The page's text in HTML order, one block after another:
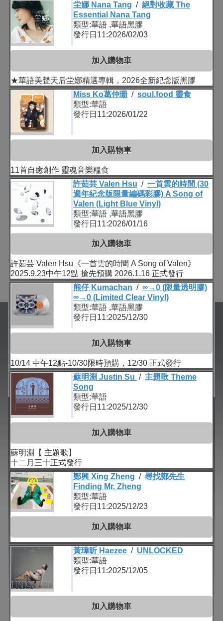
坣娜 Nana Tang / 絕對收藏 The
Essential Nana Tang
類型:華語 ,華語黑膠
發行日11:2026/02/03
加入購物車
★華語美聲天后坣娜精選專輯，2026全新紀念版黑膠
Miss Ko葛仲珊 / soul.food 靈食
類型:華語
發行日11:2026/01/22
加入購物車
11首自癒創作 靈魂音樂糧食
許茹芸 Valen Hsu / 一首雲的時間 (30
週年紀念版限量編碼彩膠) A Song of
Valen (Light Blue Vinyl)
類型:華語 ,華語黑膠
發行日11:2026/01/16
加入購物車
許茹芸 Valen Hsu《一首雲的時間 A Song of Valen》
2025.9.23中午12點 搶先預購 2026.1.16 正式發行
熊仔 Kumachan / ∞→0 (限量透明膠)
∞→0 (Limited Clear Vinyl)
類型:華語 ,華語黑膠
發行日11:2025/12/30
加入購物車
10/14 中午12點-10/30限時預購，12/30 正式發行
蘇明淵 Justin Su / 主題歌 Theme
Song
類型:華語
發行日11:2025/12/30
加入購物車
蘇明淵【 主題歌】
十二月三十正式發行
鄭興 Xing Zheng / 尋找鄭先生
Finding Mr. Zheng
類型:華語
發行日11:2025/12/23
加入購物車
黃瑋昕 Haezee / UNLOCKED
類型:華語
發行日11:2025/12/05
加入購物車